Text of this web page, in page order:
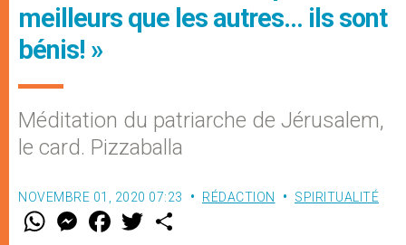
meilleurs que les autres… ils sont
bénis! »
Méditation du patriarche de Jérusalem,
le card. Pizzaballa
NOVEMBRE 01, 2020 07:23 RÉDACTION SPIRITUALITÉ
W M
e
F
a w